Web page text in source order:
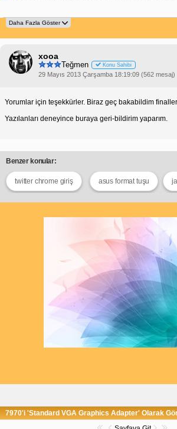
xooa
Teğmen Konu Sahibi
29 Mayıs 2013 Çarşamba 18:19:09 (562 mesaj)
Yorumlar için teşekkürler. Biraz geç bakabildim
Yazılanları deneyince buraya geri-bildirim yaparım.
Benzer konular:
twitter chrome giriş asus format tuşu
7970'i 'Standard VGA Graphics Adapter' Olarak